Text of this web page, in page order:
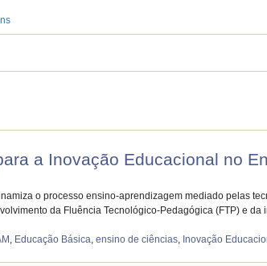
a Inovação Educacional no
o processo ensino-aprendizagem mediado pelas
da Fluência Tecnológico-Pedagógica (FTP) e
, Educação Básica,ensino de ciências, Inovação